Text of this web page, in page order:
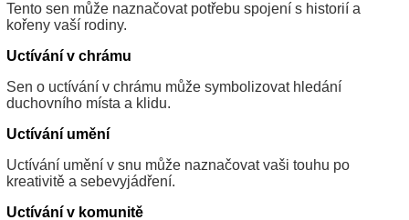
Tento sen může naznačovat potřebu spojení s historií a
kořeny vaší rodiny.
Uctívání v chrámu
Sen o uctívání v chrámu může symbolizovat hledání
duchovního místa a klidu.
Uctívání umění
Uctívání umění v snu může naznačovat vaši touhu po
kreativitě a sebevyjádření.
Uctívání v komunitě